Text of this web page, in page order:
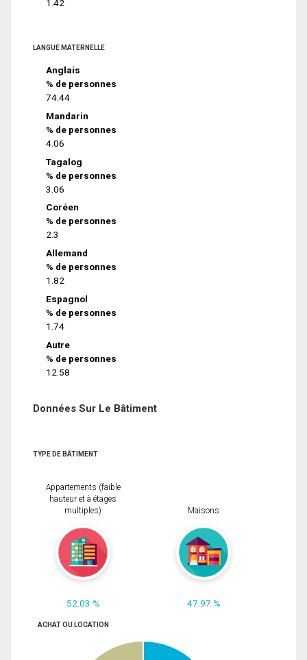
1.42
LANGUE MATERNELLE
Anglais
% de personnes
74.44
Mandarin
% de personnes
4.06
Tagalog
% de personnes
3.06
Coréen
% de personnes
2.3
Allemand
% de personnes
1.82
Espagnol
% de personnes
1.74
Autre
% de personnes
12.58
Données Sur Le Bâtiment
TYPE DE BÂTIMENT
Appartements (faible
hauteur et à étages
multiples)
52.03 %
Maisons
47.97 %
ACHAT OU LOCATION